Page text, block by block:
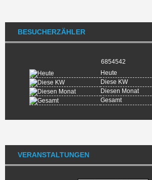
BESUCHERZÄHLER
6854542
Heute
Diese KW
Diesen Monat
Gesamt
VERANSTALTUNGEN